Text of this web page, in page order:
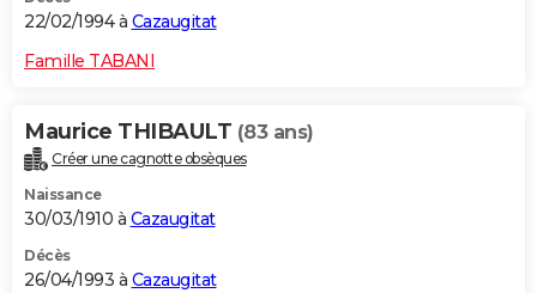
22/02/1994 à Cazaugitat
Famille TABANI
Maurice THIBAULT (83 ans)
Créer une cagnotte obsèques
Naissance
30/03/1910 à Cazaugitat
Décès
26/04/1993 à Cazaugitat